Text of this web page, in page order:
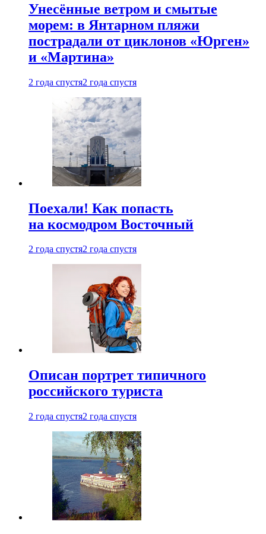
Унесённые ветром и смытые
морем: в Янтарном пляжи
пострадали от циклонов «Юрген»
и «Мартина»
2 года спустя2 года спустя
Поехали! Как попасть
на космодром Восточный
2 года спустя2 года спустя
Описан портрет типичного
российского туриста
2 года спустя2 года спустя